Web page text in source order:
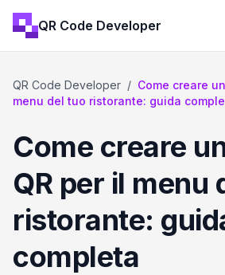
QR Code Developer
QR Code Developer / Come creare
menu del tuo ristorante: guida
Come creare
QR per il menu
ristorante:
completa